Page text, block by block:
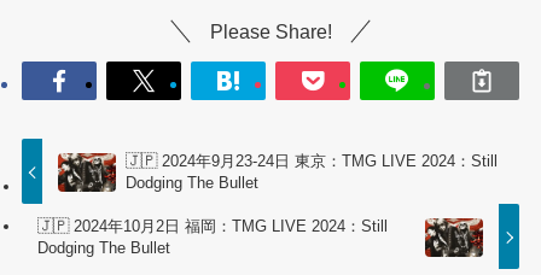
Please Share!
🇯🇵 2024年9月23-24日 東京：TMG LIVE 2024：Still
Dodging The Bullet
🇯🇵 2024年10月2日 福岡：TMG LIVE 2024：Still
Dodging The Bullet